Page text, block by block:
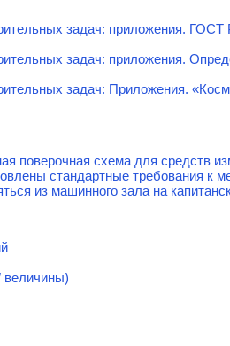
задач: приложения.
задач: приложения.
задач: Приложения.
поверочная схема для средств
стандартные требования к
из машинного зала на
величины)